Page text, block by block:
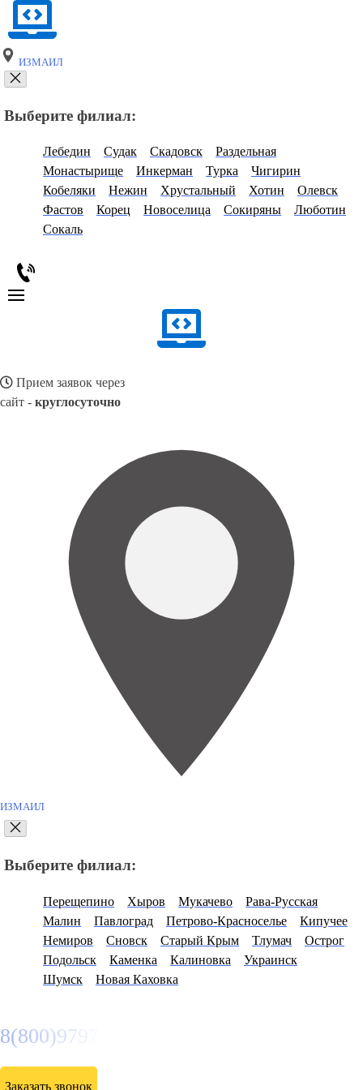
ИЗМАИЛ
Выберите филиал:
Лебедин Судак Скадовск
Раздельная
Монастырище
Инкерман Турка
Чигирин
Кобеляки
Нежин Хрустальный Хотин
Олевск
Фастов
Корец Новоселица Сокиряны
Люботин
Сокаль
Прием заявок через
сайт - круглосуточно
ИЗМАИЛ
Выберите филиал:
Перещепино Хыров Мукачево
Рава-Русская
Малин
Павлоград Петрово-Красноселье
Кипучее
Немиров
Сновск Старый Крым Тлумач
Острог
Подольск
Каменка Калиновка
Украинск
Шумск
Новая Каховка
8(800)9797043
Заказать звонок